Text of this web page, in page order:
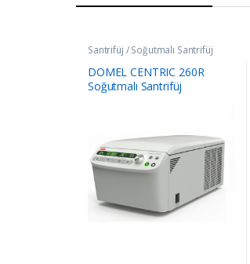
Santrifüj / Soğutmalı Santrifüj
DOMEL CENTRIC 260R
Soğutmalı Santrifüj